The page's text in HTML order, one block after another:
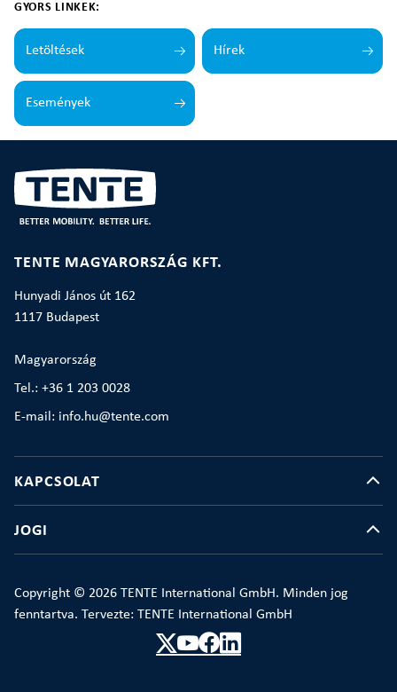
GYORS LINKEK:
Letöltések Hírek
Események
TENTE MAGYARORSZÁG KFT.
Hunyadi János út 162
1117 Budapest
Magyarország
Tel.: +36 1 203 0028
E-mail: info.hu@tente.com
KAPCSOLAT
JOGI
Copyright © 2026 TENTE International GmbH. Minden jog
fenntartva. Tervezte: TENTE International GmbH